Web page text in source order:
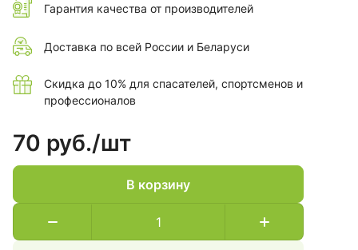
Гарантия качества от производителей
Доставка по всей России и Беларуси
Скидка до 10% для спасателей, спортсменов и
профессионалов
70 руб./шт
В корзину